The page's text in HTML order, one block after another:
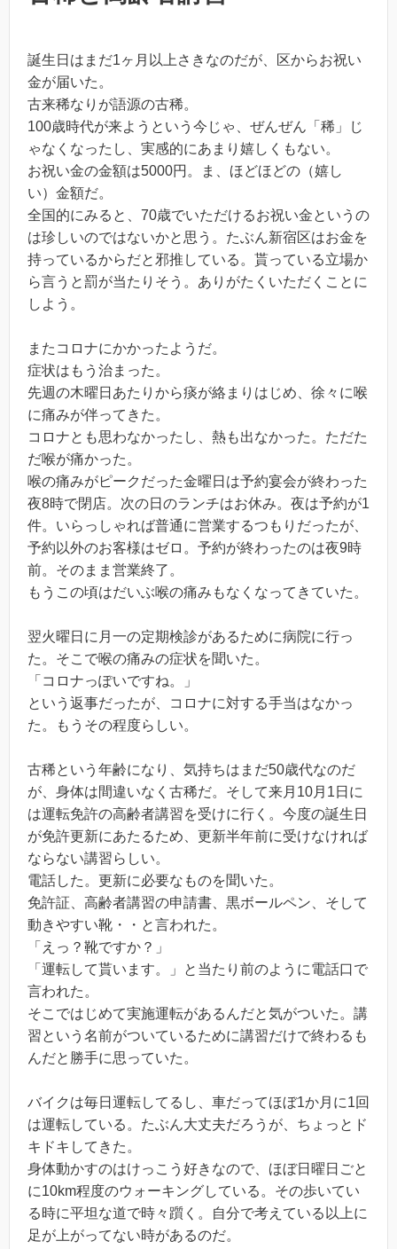
誕生日はまだ1ヶ月以上さきなのだが、区からお祝い
金が届いた。
古来稀なりが語源の古稀。
100歳時代が来ようという今じゃ、ぜんぜん「稀」じ
ゃなくなったし、実感的にあまり嬉しくもない。
お祝い金の金額は5000円。ま、ほどほどの（嬉し
い）金額だ。
全国的にみると、70歳でいただけるお祝い金というの
は珍しいのではないかと思う。たぶん新宿区はお金を
持っているからだと邪推している。貰っている立場か
ら言うと罰が当たりそう。ありがたくいただくことに
しよう。
またコロナにかかったようだ。
症状はもう治まった。
先週の木曜日あたりから痰が絡まりはじめ、徐々に喉
に痛みが伴ってきた。
コロナとも思わなかったし、熱も出なかった。ただた
だ喉が痛かった。
喉の痛みがピークだった金曜日は予約宴会が終わった
夜8時で閉店。次の日のランチはお休み。夜は予約が1
件。いらっしゃれば普通に営業するつもりだったが、
予約以外のお客様はゼロ。予約が終わったのは夜9時
前。そのまま営業終了。
もうこの頃はだいぶ喉の痛みもなくなってきていた。
翌火曜日に月一の定期検診があるために病院に行っ
た。そこで喉の痛みの症状を聞いた。
「コロナっぽいですね。」
という返事だったが、コロナに対する手当はなかっ
た。もうその程度らしい。
古稀という年齢になり、気持ちはまだ50歳代なのだ
が、身体は間違いなく古稀だ。そして来月10月1日に
は運転免許の高齢者講習を受けに行く。今度の誕生日
が免許更新にあたるため、更新半年前に受けなければ
ならない講習らしい。
電話した。更新に必要なものを聞いた。
免許証、高齢者講習の申請書、黒ボールペン、そして
動きやすい靴・・と言われた。
「えっ？靴ですか？」
「運転して貰います。」と当たり前のように電話口で
言われた。
そこではじめて実施運転があるんだと気がついた。講
習という名前がついているために講習だけで終わるも
んだと勝手に思っていた。
バイクは毎日運転してるし、車だってほぼ1か月に1回
は運転している。たぶん大丈夫だろうが、ちょっとド
キドキしてきた。
身体動かすのはけっこう好きなので、ほぼ日曜日ごと
に10km程度のウォーキングしている。その歩いてい
る時に平坦な道で時々躓く。自分で考えている以上に
足が上がってない時があるのだ。